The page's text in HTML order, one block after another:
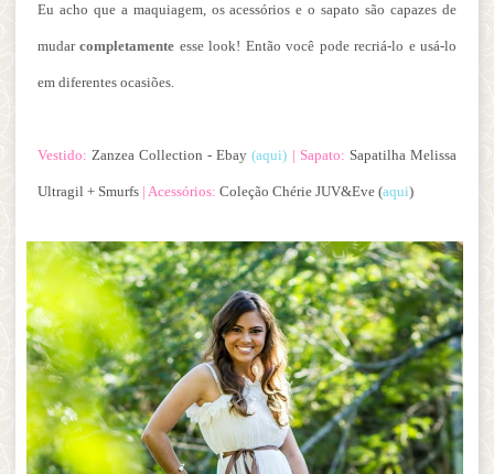
Eu acho que a maquiagem, os acessórios e o sapato são capazes de
mudarcompletamente esse look! Então você pode recriá-lo e usá-lo
em diferentes ocasiões.
Vestido: Zanzea Collection - Ebay (aqui) | Sapato: Sapatilha Melissa
Ultragil + Smurfs | Acessórios: Coleção Chérie JUV&Eve (aqui)